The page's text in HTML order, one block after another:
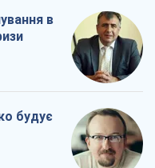
в
будує